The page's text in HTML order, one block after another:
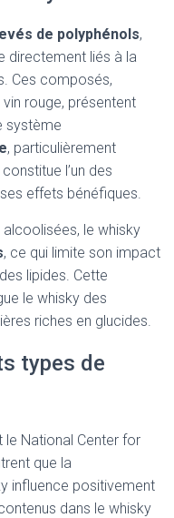
de polyphénols,
directement liés à la
Ces composés,
rouge, présentent
système
, particulièrement
l’un des
effets bénéfiques.
le whisky
, ce qui limite son impact
lipides. Cette
le whisky des
riches en glucides.
types de
le National Center for
que la
influence positivement
dans le whisky